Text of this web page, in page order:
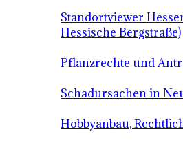
Standortviewer
Hessische Bergstraße)
Pflanzrechte und
Schadursachen in
Hobbyanbau,